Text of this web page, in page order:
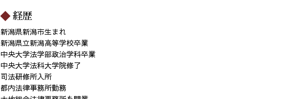
経歴
新潟県新潟市生まれ
新潟県立新潟高等学校卒業
中央大学法学部政治学科卒業
中央大学法科大学院修了
司法研修所入所
都内法律事務所勤務